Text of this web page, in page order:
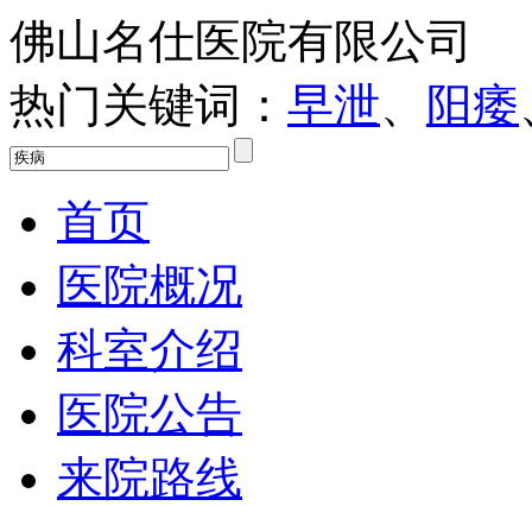
佛山名仕医院有限公司
热门关键词： 早泄、 阳痿
首页
医院概况
科室介绍
医院公告
来院路线